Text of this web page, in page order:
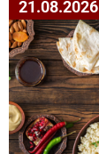
21.08.2026